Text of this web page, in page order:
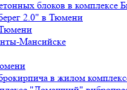
блоков в комплексе
2.0" в Тюмени
Мансийске
в жилом